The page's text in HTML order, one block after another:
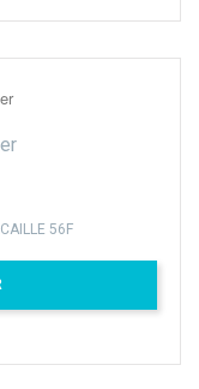
56F